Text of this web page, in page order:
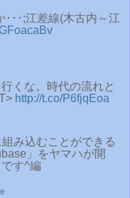
･･;江差線(木古内～江
くな。時代の流れと
http://t.co/P6fjqEoa
み込むことができる
」をヤマハが開
す^編